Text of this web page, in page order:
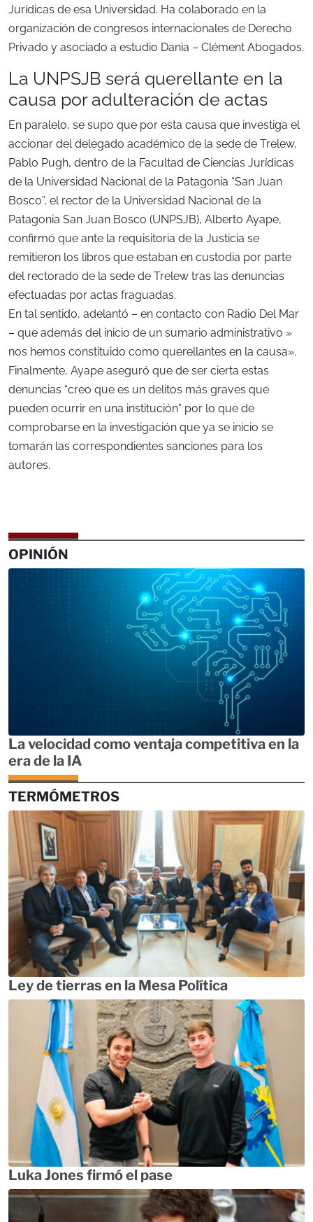
Jurídicas de esa Universidad. Ha colaborado en la
organización de congresos internacionales de Derecho
Privado y asociado a estudio Dania – Clément Abogados.
La UNPSJB será querellante en la
causa por adulteración de actas
En paralelo, se supo que por esta causa que investiga el
accionar del delegado académico de la sede de Trelew,
Pablo Pugh, dentro de la Facultad de Ciencias Jurídicas
de la Universidad Nacional de la Patagonia “San Juan
Bosco”, el rector de la Universidad Nacional de la
Patagonia San Juan Bosco (UNPSJB), Alberto Ayape,
confirmó que ante la requisitoria de la Justicia se
remitieron los libros que estaban en custodia por parte
del rectorado de la sede de Trelew tras las denuncias
efectuadas por actas fraguadas.
En tal sentido, adelantó – en contacto con Radio Del Mar
– que además del inicio de un sumario administrativo »
nos hemos constituido como querellantes en la causa».
Finalmente, Ayape aseguró que de ser cierta estas
denuncias “creo que es un delitos más graves que
pueden ocurrir en una institución” por lo que de
comprobarse en la investigación que ya se inicio se
tomarán las correspondientes sanciones para los
autores.
OPINIÓN
La velocidad como ventaja competitiva en la
era de la IA
TERMÓMETROS
Ley de tierras en la Mesa Política
Luka Jones firmó el pase